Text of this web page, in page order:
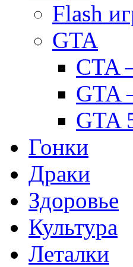
Flash
GTA
CTA
GTA
GTA
Гонки
Драки
Здоровье
Культура
Леталки